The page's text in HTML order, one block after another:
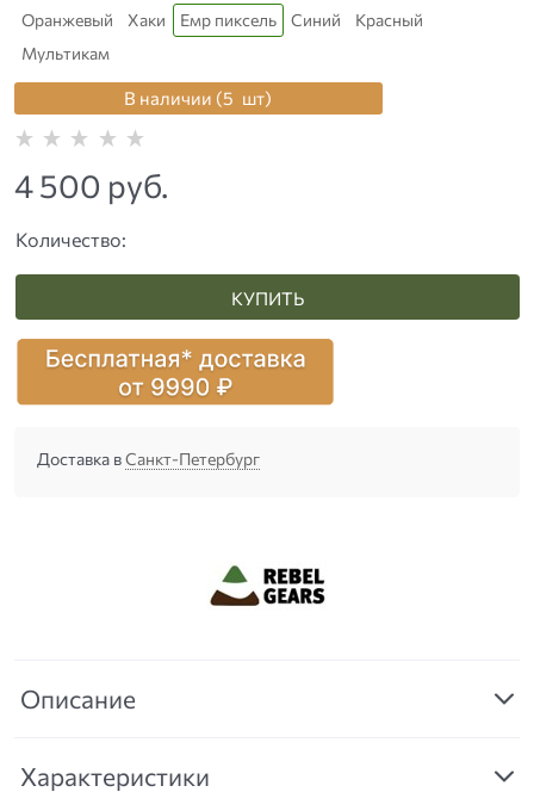
Оранжевый Хаки Емр пиксель Синий
Красный
Мультикам
В наличии (5 шт)
4 500 руб.
Количество:
КУПИТЬ
Доставка вСанкт-Петербург
Описание
Характеристики